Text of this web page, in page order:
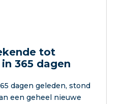
tot
365 dagen
dagen geleden, stond
een geheel nieuwe